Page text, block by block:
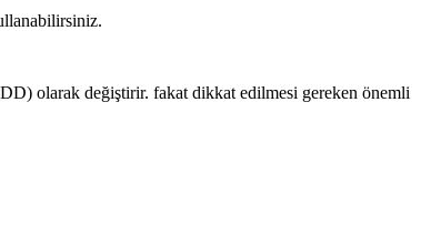
olarak değiştirir. fakat dikkat edilmesi gereken önemli